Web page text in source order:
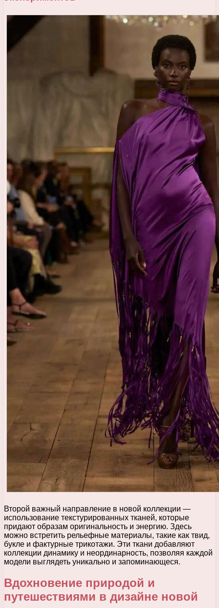
Второй важный направление в новой коллекции —
использование текстурированных тканей, которые
придают образам оригинальность и энергию. Здесь
можно встретить рельефные материалы, такие как твид,
букле и фактурные трикотажи. Эти ткани добавляют
коллекции динамику и неординарность, позволяя каждой
модели выглядеть уникально и запоминающеся.
Вдохновение природой и
путешествиями в дизайне новой